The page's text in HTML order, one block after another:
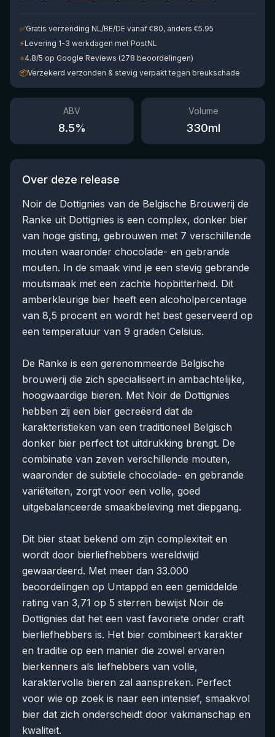
✅Gratis verzending NL/BE/DE vanaf €80, anders €5.95
⚡Levering 1-3 werkdagen met PostNL
⭐4.8/5 op Google Reviews (278 beoordelingen)
📦Verzekerd verzonden & stevig verpakt tegen breukschade
ABV
8.5%
Volume
330ml
Over deze release
Noir de Dottignies van de Belgische Brouwerij de
Ranke uit Dottignies is een complex, donker bier
van hoge gisting, gebrouwen met 7 verschillende
mouten waaronder chocolade- en gebrande
mouten. In de smaak vind je een stevig gebrande
moutsmaak met een zachte hopbitterheid. Dit
amberkleurige bier heeft een alcoholpercentage
van 8,5 procent en wordt het best geserveerd op
een temperatuur van 9 graden Celsius.
De Ranke is een gerenommeerde Belgische
brouwerij die zich specialiseert in ambachtelijke,
hoogwaardige bieren. Met Noir de Dottignies
hebben zij een bier gecreëerd dat de
karakteristieken van een traditioneel Belgisch
donker bier perfect tot uitdrukking brengt. De
combinatie van zeven verschillende mouten,
waaronder de subtiele chocolade- en gebrande
variëteiten, zorgt voor een volle, goed
uitgebalanceerde smaakbeleving met diepgang.
Dit bier staat bekend om zijn complexiteit en
wordt door bierliefhebbers wereldwijd
gewaardeerd. Met meer dan 33.000
beoordelingen op Untappd en een gemiddelde
rating van 3,71 op 5 sterren bewijst Noir de
Dottignies dat het een vast favoriete onder craft
bierliefhebbers is. Het bier combineert karakter
en traditie op een manier die zowel ervaren
bierkenners als liefhebbers van volle,
karaktervolle bieren zal aanspreken. Perfect
voor wie op zoek is naar een intensief, smaakvol
bier dat zich onderscheidt door vakmanschap en
kwaliteit.